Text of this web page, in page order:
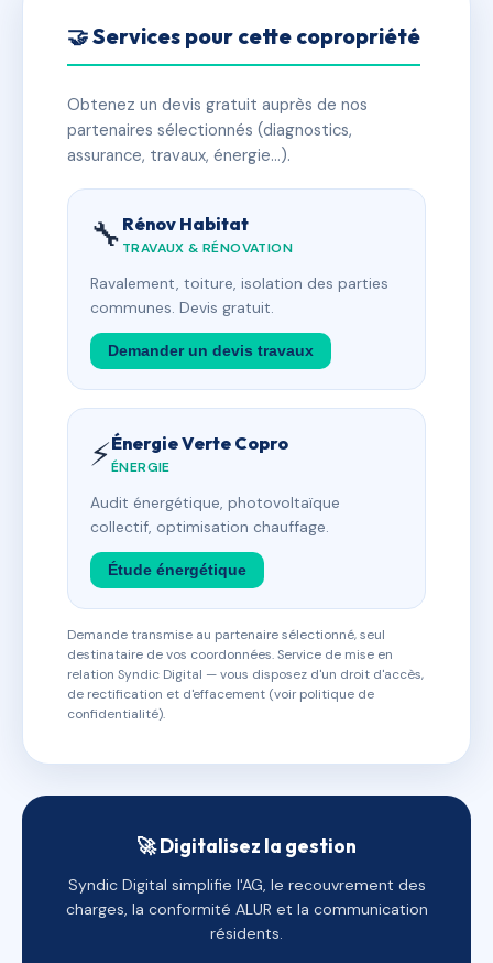
🤝 Services pour cette copropriété
Obtenez un devis gratuit auprès de nos
partenaires sélectionnés (diagnostics,
assurance, travaux, énergie…).
🔧 Rénov Habitat
TRAVAUX & RÉNOVATION
Ravalement, toiture, isolation des parties
communes. Devis gratuit.
Demander un devis travaux
⚡Énergie Verte Copro
ÉNERGIE
Audit énergétique, photovoltaïque
collectif, optimisation chauffage.
Étude énergétique
Demande transmise au partenaire sélectionné, seul
destinataire de vos coordonnées. Service de mise en
relation Syndic Digital — vous disposez d'un droit d'accès,
de rectification et d'effacement (voir politique de
confidentialité).
🚀 Digitalisez la gestion
Syndic Digital simplifie l'AG, le recouvrement des
charges, la conformité ALUR et la communication
résidents.